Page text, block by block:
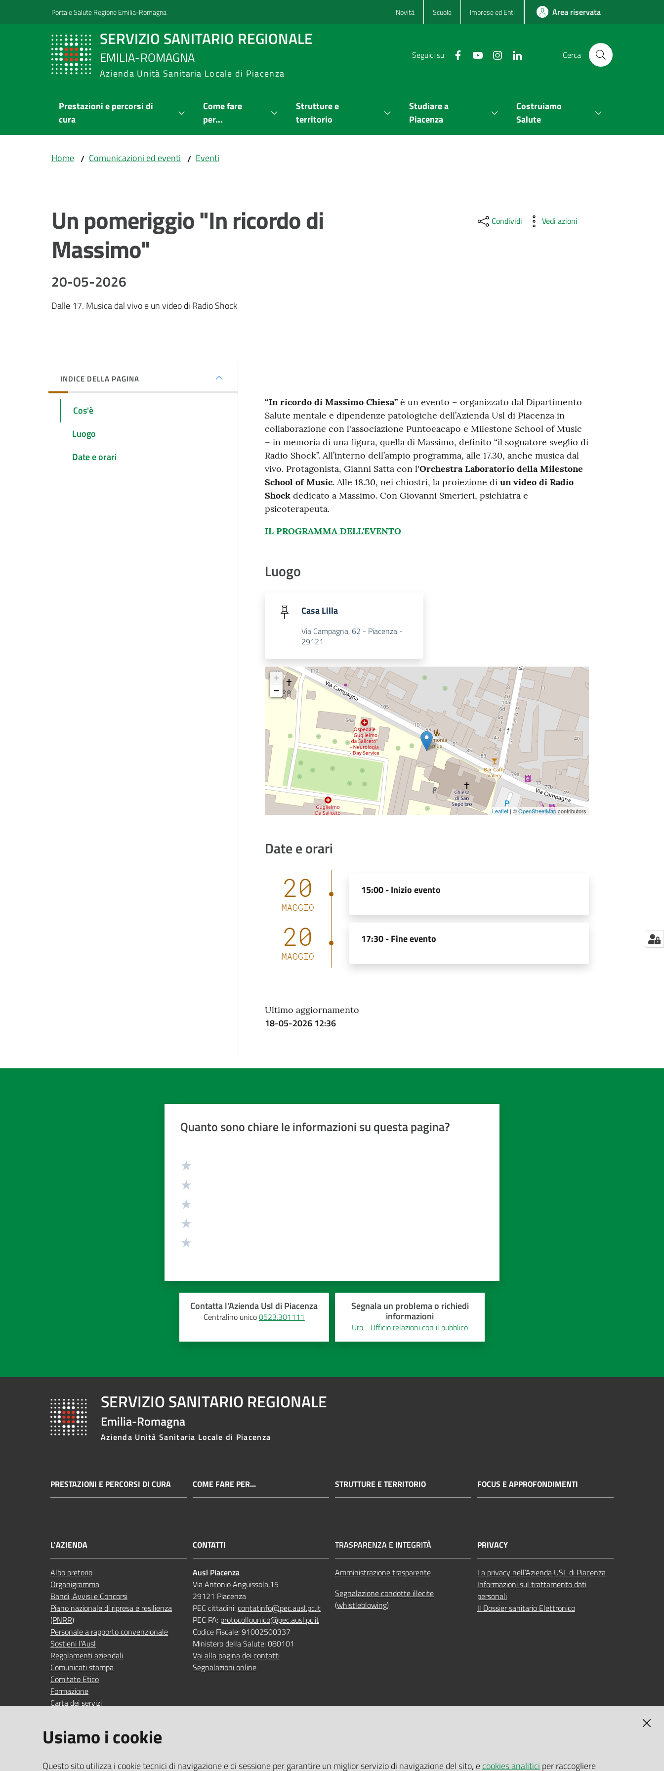
Vai al contenuto
Vai alla navigazionePortale Salute Regione Emilia-Romagna Novità Scuole Imprese ed Enti Area riservata
SERVIZIO SANITARIO REGIONALE
EMILIA-ROMAGNA
Azienda Unità Sanitaria Locale di Piacenza
Seguici su Cerca
Prestazioni e percorsi di
cura
Come fare
per...
Strutture e
territorio
Studiare a
Piacenza
Costruiamo
Salute
Home / Comunicazioni ed eventi / Eventi
Un pomeriggio "In ricordo di
Massimo"
20-05-2026
Dalle 17. Musica dal vivo e un video di Radio Shock
Condividi Vedi azioni
INDICE DELLA PAGINA
Cos'è
Luogo
Date e orari
“In ricordo di Massimo Chiesa” è un evento – organizzato dal Dipartimento
Salute mentale e dipendenze patologiche dell’Azienda Usl di Piacenza in
collaborazione con l'associazione Puntoeacapo e Milestone School of Music
– in memoria di una figura, quella di Massimo, definito “il sognatore sveglio di
Radio Shock”. All’interno dell’ampio programma, alle 17.30, anche musica dal
vivo. Protagonista, Gianni Satta con l'Orchestra Laboratorio della Milestone
School of Music. Alle 18.30, nei chiostri, la proiezione di un video di Radio
Shockdedicato a Massimo. Con Giovanni Smerieri, psichiatra e
psicoterapeuta.
IL PROGRAMMA DELL'EVENTO
Luogo
Casa Lilla
Via Campagna, 62 - Piacenza -
29121
+
−
Leaflet| ©OpenStreetMapcontributors
Date e orari
20
MAGGIO
15:00 -Inizio evento
20
MAGGIO
17:30 -Fine evento
Ultimo aggiornamento
18-05-2026 12:36
Quanto sono chiare le informazioni su questa pagina?
Contatta l'Azienda Usl di Piacenza
Centralino unico0523.301111
Segnala un problema o richiedi
informazioni
Urp - Ufficio relazioni con il pubblico
SERVIZIO SANITARIO REGIONALE
Emilia-Romagna
Azienda Unità Sanitaria Locale di Piacenza
PRESTAZIONI E PERCORSI DI CURA COME FARE PER... STRUTTURE E TERRITORIO FOCUS E APPROFONDIMENTI
L'AZIENDA
Albo pretorio
Organigramma
Bandi, Avvisi e Concorsi
Piano nazionale di ripresa e resilienza
(PNRR)
Personale a rapporto convenzionale
Sostieni l’Ausl
Regolamenti aziendali
Comunicati stampa
Comitato Etico
Formazione
Carta dei servizi
CONTATTI
Ausl Piacenza
Via Antonio Anguissola,15
29121 Piacenza
PEC cittadini:contatinfo@pec.ausl.pc.it
PEC PA: protocollounico@pec.ausl.pc.it
Codice Fiscale: 91002500337
Ministero della Salute: 080101
Vai alla pagina dei contatti
Segnalazioni online
TRASPARENZA E INTEGRITÀ
Amministrazione trasparente
Segnalazione condotte illecite
(whistleblowing)
PRIVACY
La privacy nell’Azienda USL di Piacenza
Informazioni sul trattamento dati
personali
Il Dossier sanitario Elettronico
SEGUICI SU
Usiamo i cookie
Questo sito utilizza i cookie tecnici di navigazione e di sessione per garantire un miglior servizio di navigazione del sito, ecookies analitici per raccogliere